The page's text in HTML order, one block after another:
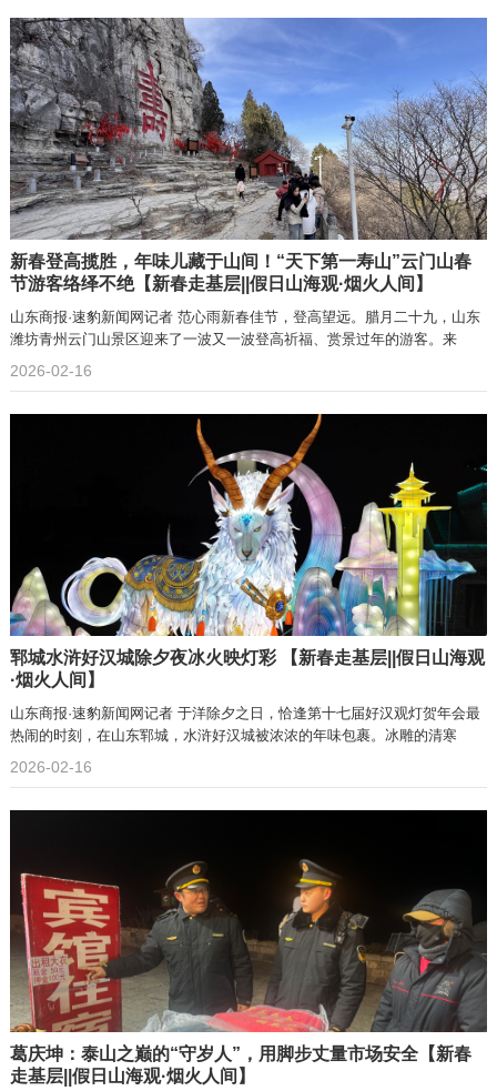
新春登高揽胜，年味儿藏于山间！“天下第一寿山”云门山春
节游客络绎不绝【新春走基层||假日山海观·烟火人间】
山东商报·速豹新闻网记者 范心雨新春佳节，登高望远。腊月二十九，山东
潍坊青州云门山景区迎来了一波又一波登高祈福、赏景过年的游客。来
2026-02-16
郓城水浒好汉城除夕夜冰火映灯彩 【新春走基层||假日山海观
·烟火人间】
山东商报·速豹新闻网记者 于洋除夕之日，恰逢第十七届好汉观灯贺年会最
热闹的时刻，在山东郓城，水浒好汉城被浓浓的年味包裹。冰雕的清寒
2026-02-16
葛庆坤：泰山之巅的“守岁人”，用脚步丈量市场安全【新春
走基层||假日山海观·烟火人间】